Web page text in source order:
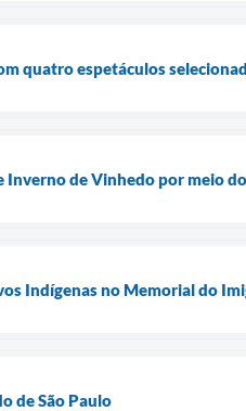
quatro espetáculos
Inverno de Vinhedo por meio
Indígenas no Memorial do
de São Paulo